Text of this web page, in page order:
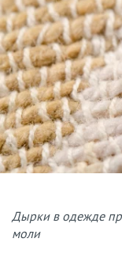
Дырки в одежде
моли